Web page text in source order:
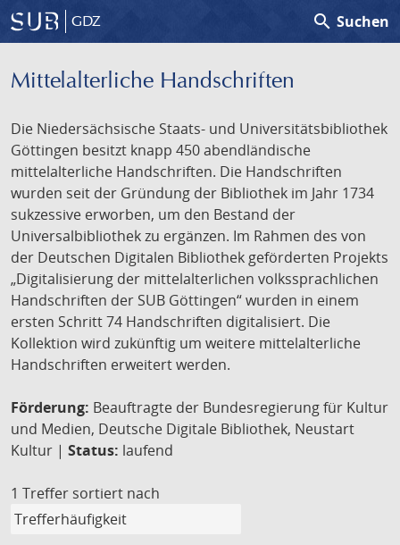
GDZ search Suchen
Mittelalterliche Handschriften
Die Niedersächsische Staats- und Universitätsbibliothek
Göttingen besitzt knapp 450 abendländische
mittelalterliche Handschriften. Die Handschriften
wurden seit der Gründung der Bibliothek im Jahr 1734
sukzessive erworben, um den Bestand der
Universalbibliothek zu ergänzen. Im Rahmen des von
der Deutschen Digitalen Bibliothek geförderten Projekts
„Digitalisierung der mittelalterlichen volkssprachlichen
Handschriften der SUB Göttingen“ wurden in einem
ersten Schritt 74 Handschriften digitalisiert. Die
Kollektion wird zukünftig um weitere mittelalterliche
Handschriften erweitert werden.
Förderung: Beauftragte der Bundesregierung für Kultur
und Medien, Deutsche Digitale Bibliothek, Neustart
Kultur | Status: laufend
1 Treffer sortiert nach